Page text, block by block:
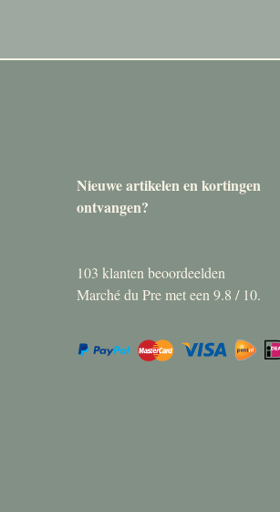
Nieuwe artikelen en kortingen
ontvangen?
103 klanten beoordeelden
Marché du Pre met een 9.8 / 10.